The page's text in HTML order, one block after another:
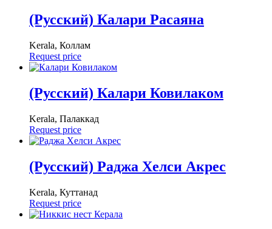
(Русский) Калари Расаяна
Kerala, Коллам
Request price
(Русский) Калари Ковилаком
Kerala, Палаккад
Request price
(Русский) Раджа Хелси Акрес
Kerala, Куттанад
Request price